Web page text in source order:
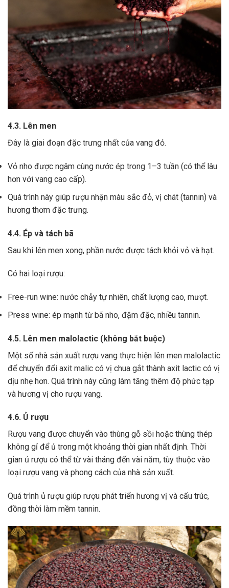
4.3. Lên men
Đây là giai đoạn đặc trưng nhất của vang đỏ.
Vỏ nho được ngâm cùng nước ép trong 1–3 tuần (có thể lâu
hơn với vang cao cấp).
Quá trình này giúp rượu nhận màu sắc đỏ, vị chát (tannin) và
hương thơm đặc trưng.
4.4. Ép và tách bã
Sau khi lên men xong, phần nước được tách khỏi vỏ và hạt.
Có hai loại rượu:
Free-run wine: nước chảy tự nhiên, chất lượng cao, mượt.
Press wine: ép mạnh từ bã nho, đậm đặc, nhiều tannin.
4.5. Lên men malolactic (không bắt buộc)
Một số nhà sản xuất rượu vang thực hiện lên men malolactic
để chuyển đổi axit malic có vị chua gắt thành axit lactic có vị
dịu nhẹ hơn. Quá trình này cũng làm tăng thêm độ phức tạp
và hương vị cho rượu vang.
4.6. Ủ rượu
Rượu vang được chuyển vào thùng gỗ sồi hoặc thùng thép
không gỉ để ủ trong một khoảng thời gian nhất định. Thời
gian ủ rượu có thể từ vài tháng đến vài năm, tùy thuộc vào
loại rượu vang và phong cách của nhà sản xuất.
Quá trình ủ rượu giúp rượu phát triển hương vị và cấu trúc,
đồng thời làm mềm tannin.